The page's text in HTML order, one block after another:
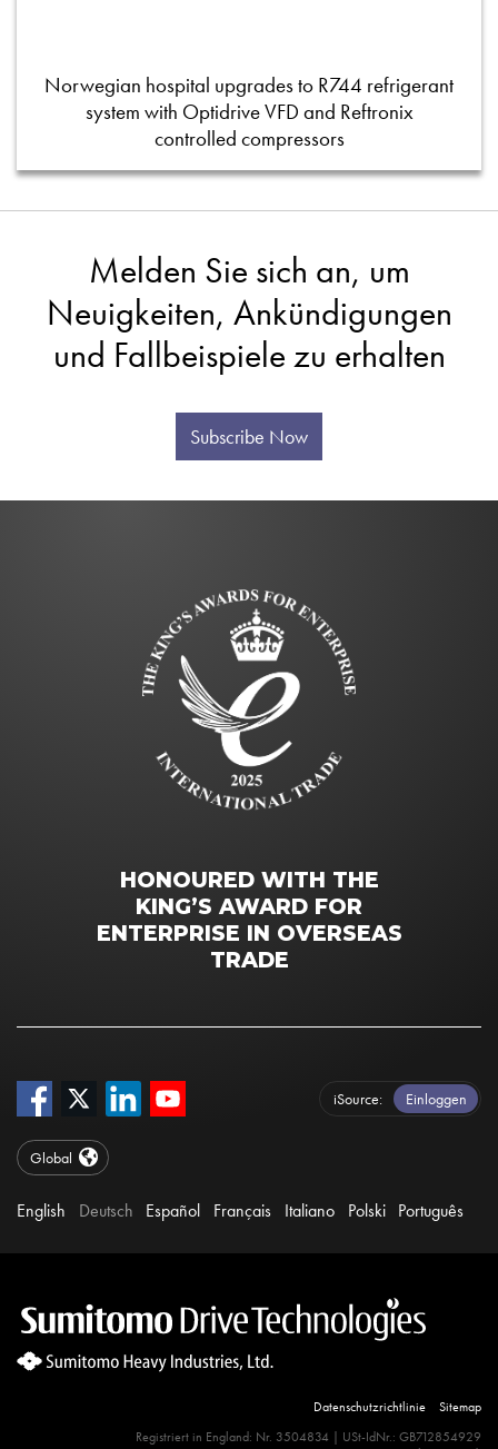
Norwegian hospital upgrades to R744 refrigerant
system with Optidrive VFD and Reftronix
controlled compressors
Melden Sie sich an, um
Neuigkeiten, Ankündigungen
und Fallbeispiele zu erhalten
Subscribe Now
HONOURED WITH THE
KING’S AWARD FOR
ENTERPRISE IN OVERSEAS
TRADE
iSource Einloggen
Global
English Deutsch Español Français Italiano Polski Português
Datenschutzrichtlinie
Sitemap
Registriert in England: Nr. 3504834 | USt-IdNr.: GB712854929
Site Search 360 Error:There is no input element for the